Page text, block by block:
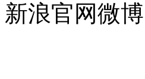
新浪官网微